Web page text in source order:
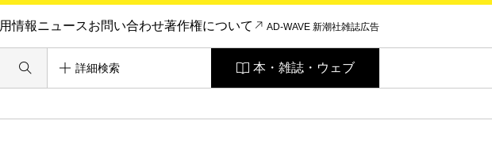
情報ニュースお問い合わせ著作権について AD-WAVE 新潮社雑誌広告
詳細検索 本・雑誌・ウェブ